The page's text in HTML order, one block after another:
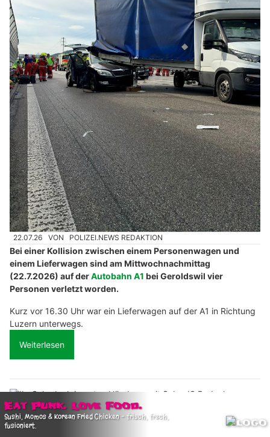
22.07.26 VON POLIZEI.NEWS REDAKTION
Bei einer Kollision zwischen einem Personenwagen und
einem Lieferwagen sind am Mittwochnachmittag
(22.7.2026) auf derAutobahn A1 bei Geroldswil vier
Personen verletzt worden.
Kurz vor 16.30 Uhr war ein Lieferwagen auf der A1 in Richtung
Luzern unterwegs.
Weiterlesen
Ihr Solardach in guten Händen – mit Solar JS Bedachungen